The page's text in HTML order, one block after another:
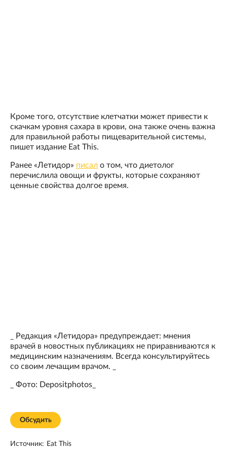
Кроме того, отсутствие клетчатки может привести к
скачкам уровня сахара в крови, она также очень важна
для правильной работы пищеварительной системы,
пишет издание Eat This.
Ранее «Летидор» писал о том, что диетолог
перечислила овощи и фрукты, которые сохраняют
ценные свойства долгое время.
_ Редакция «Летидора» предупреждает: мнения
врачей в новостных публикациях не приравниваются к
медицинским назначениям. Всегда консультируйтесь
со своим лечащим врачом. _
_ Фото: Depositphotos_
Обсудить
Источник: Eat This